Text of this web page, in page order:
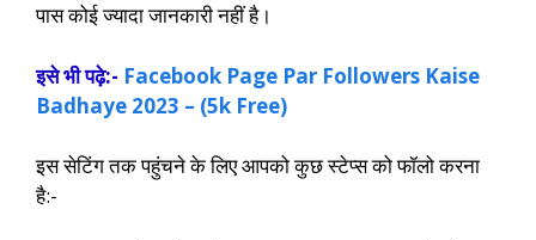
पास कोई ज्यादा जानकारी नहीं है।
इसे भी पढ़े:- Facebook Page Par Followers Kaise
Badhaye 2023 – (5k Free)
इस सेटिंग तक पहुंचने के लिए आपको कुछ स्टेप्स को फॉलो करना
है:-